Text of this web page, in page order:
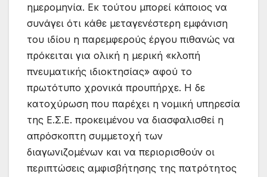
ημερομηνία. Εκ τούτου μπορεί κάποιος να
συνάγει ότι κάθε μεταγενέστερη εμφάνιση
του ιδίου η παρεμφερούς έργου πιθανώς να
πρόκειται για ολική η μερική «κλοπή
πνευματικής ιδιοκτησίας» αφού το
πρωτότυπο χρονικά προυπήρχε. Η δε
κατοχύρωση που παρέχει η νομική υπηρεσία
της Ε.Σ.Ε. προκειμένου να διασφαλισθεί η
απρόσκοπτη συμμετοχή των
διαγωνιζομένων και να περιορισθούν οι
περιπτώσεις αμφισβήτησης της πατρότητος